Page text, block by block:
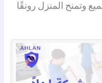
وتمنح المنزل رونقًا